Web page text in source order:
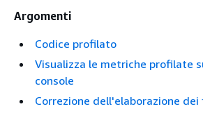
Argomenti
Codice profilato
Visualizza le metriche profilate
console
Correzione dell'elaborazione dei